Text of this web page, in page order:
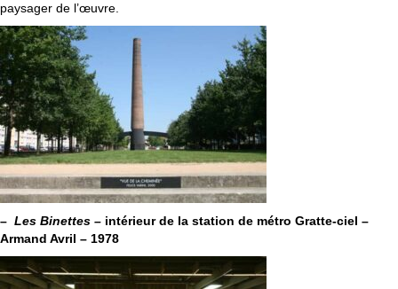
paysager de l’œuvre.
– Les Binettes – intérieur de la station de métro Gratte-ciel –
Armand Avril – 1978